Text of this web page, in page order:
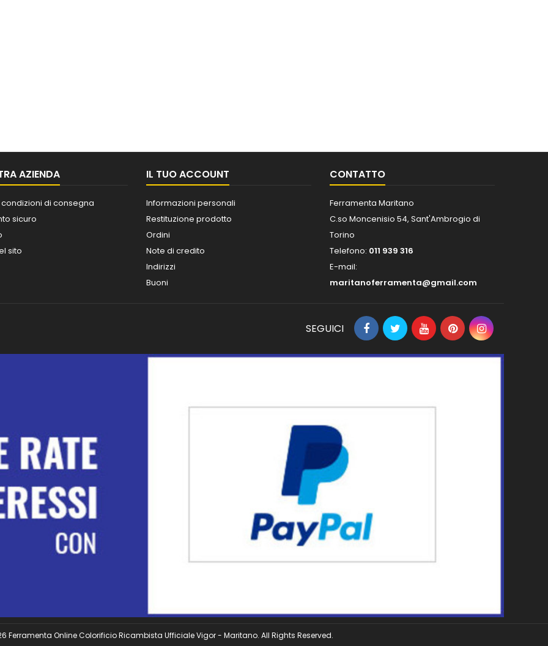
AZIENDA
di consegna
sicuro
sito
IL TUO ACCOUNT
Informazioni personali
Restituzione prodotto
Ordini
Note di credito
Indirizzi
Buoni
CONTATTO
Ferramenta Maritano
C.so Moncenisio 54, Sant'Ambrogio di
Torino
Telefono: 011 939 316
E-mail:
maritanoferramenta@gmail.com
SEGUICI
Ferramenta Online Colorificio Ricambista Ufficiale Vigor - Maritano. All Rights Reserved.